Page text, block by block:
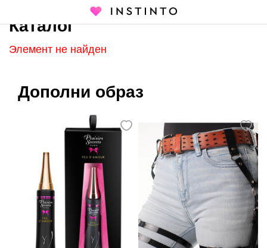
Каталог
Каталог
Элемент не найден
Дополни образ